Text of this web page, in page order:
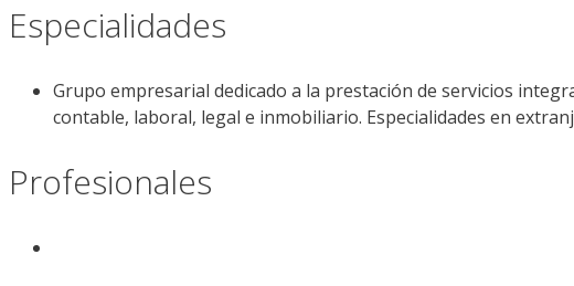
Especialidades
Grupo empresarial dedicado a la prestación de servicios
contable, laboral, legal e inmobiliario. Especialidades en
Profesionales